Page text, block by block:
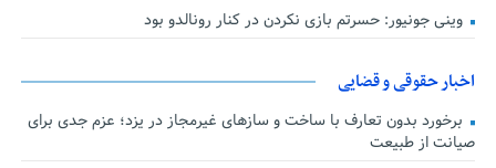
وینی جونیور: حسرتم بازی نکردن در کنار رونالدو بود
اخبار حقوقی و قضایی
برخورد بدون تعارف با ساخت‌ و سازهای غیرمجاز در یزد؛ عزم جدی برای
صیانت از طبیعت